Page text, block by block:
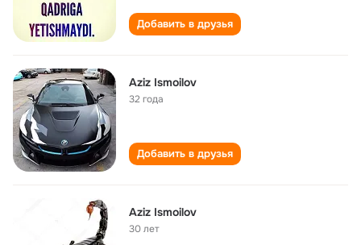
Добавить в друзья
Aziz Ismoilov
32 года
Добавить в друзья
Aziz Ismoilov
30 лет